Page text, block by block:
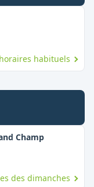
habituels
Champ,
des dimanches